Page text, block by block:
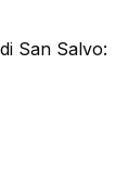
San Salvo: